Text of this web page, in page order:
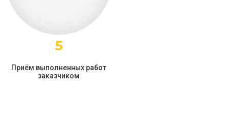
5
Приём выполненных работ
заказчиком